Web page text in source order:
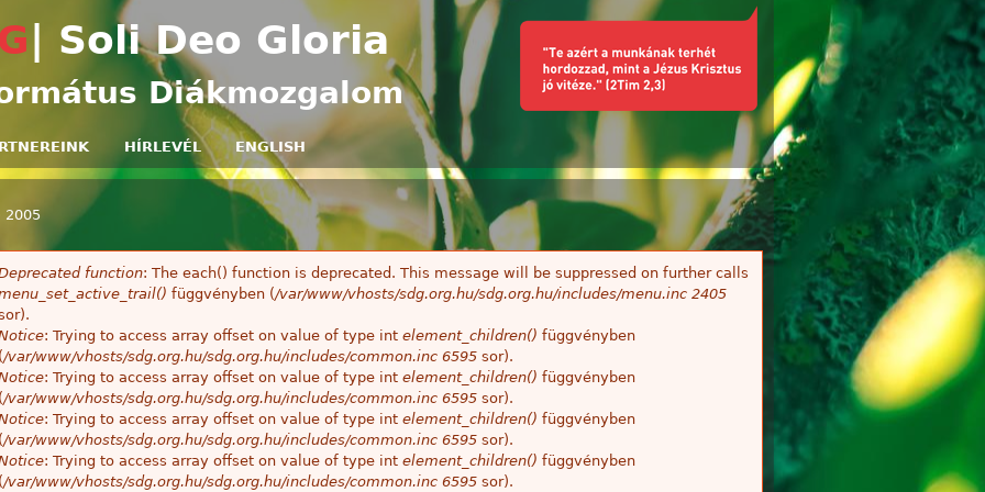
| Soli Deo Gloria
Diákmozgalom
HÍRLEVÉL ENGLISH
hely
2005
function: The each() function is deprecated. This message will be suppressed on further calls
függvényben (/var/www/vhosts/sdg.org.hu/sdg.org.hu/includes/menu.inc 2405
: Trying to access array offset on value of type int element_children() függvényben
(/var/www/vhosts/sdg.org.hu/sdg.org.hu/includes/common.inc 6595 sor).
: Trying to access array offset on value of type int element_children() függvényben
(/var/www/vhosts/sdg.org.hu/sdg.org.hu/includes/common.inc 6595 sor).
: Trying to access array offset on value of type int element_children() függvényben
(/var/www/vhosts/sdg.org.hu/sdg.org.hu/includes/common.inc 6595 sor).
: Trying to access array offset on value of type int element_children() függvényben
(/var/www/vhosts/sdg.org.hu/sdg.org.hu/includes/common.inc 6595 sor).